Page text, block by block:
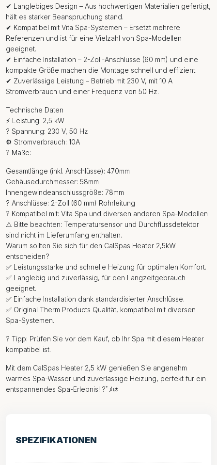
✔ Langlebiges Design – Aus hochwertigen Materialien gefertigt,
hält es starker Beanspruchung stand.
✔ Kompatibel mit Vita Spa-Systemen – Ersetzt mehrere
Referenzen und ist für eine Vielzahl von Spa-Modellen
geeignet.
✔ Einfache Installation – 2-Zoll-Anschlüsse (60 mm) und eine
kompakte Größe machen die Montage schnell und effizient.
✔ Zuverlässige Leistung – Betrieb mit 230 V, mit 10 A
Stromverbrauch und einer Frequenz von 50 Hz.
Technische Daten
⚡ Leistung: 2,5 kW
? Spannung: 230 V, 50 Hz
⚙ Stromverbrauch: 10A
? Maße:
Gesamtlänge (inkl. Anschlüsse): 470mm
Gehäusedurchmesser: 58mm
Innengewindeanschlussgröße: 78mm
? Anschlüsse: 2-Zoll (60 mm) Rohrleitung
? Kompatibel mit: Vita Spa und diversen anderen Spa-Modellen
⚠ Bitte beachten: Temperatursensor und Durchflussdetektor
sind nicht im Lieferumfang enthalten.
Warum sollten Sie sich für den CalSpas Heater 2,5kW
entscheiden?
✅ Leistungsstarke und schnelle Heizung für optimalen Komfort.
✅ Langlebig und zuverlässig, für den Langzeitgebrauch
geeignet.
✅ Einfache Installation dank standardisierter Anschlüsse.
✅ Original Therm Products Qualität, kompatibel mit diversen
Spa-Systemen.
? Tipp: Prüfen Sie vor dem Kauf, ob Ihr Spa mit diesem Heater
kompatibel ist.
Mit dem CalSpas Heater 2,5 kW genießen Sie angenehm
warmes Spa-Wasser und zuverlässige Heizung, perfekt für ein
entspannendes Spa-Erlebnis! ?￰ﾟﾒﾦ
SPEZIFIKATIONEN